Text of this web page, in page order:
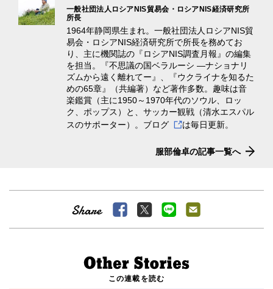
一般社団法人ロシアNIS貿易会・ロシアNIS経済研究所
所長
1964年静岡県生まれ。一般社団法人ロシアNIS貿
易会・ロシアNIS経済研究所で所長を務めてお
り、主に機関誌の『ロシアNIS調査月報』の編集
を担当。『不思議の国ベラルーシ ―ナショナリ
ズムから遠く離れてー』、『ウクライナを知るた
めの65章』（共編著）など著作多数。趣味は音
楽鑑賞（主に1950～1970年代のソウル、ロッ
ク、ポップス）と、サッカー観戦（清水エスパル
スのサポーター）。 ブログ は毎日更新。
服部倫卓の記事一覧へ
この連載を読む